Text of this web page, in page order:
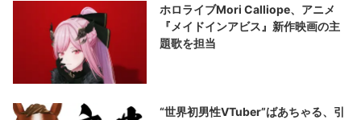
ホロライブMori Calliope、アニメ
『メイドインアビス』新作映画の主
題歌を担当
“世界初男性VTuber”ばあちゃる、引